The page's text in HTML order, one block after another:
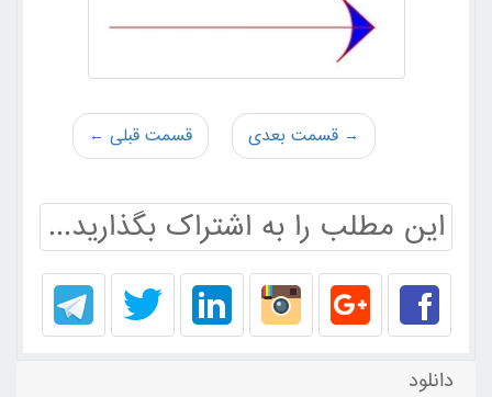
قسمت قبلی ← → قسمت بعدی
این مطلب را به اشتراک بگذارید...
دانلود